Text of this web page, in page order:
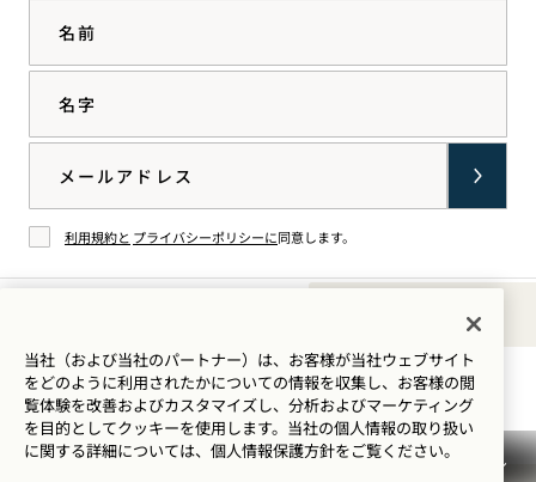
Sounds of 1
同意する
利用規約と プライバシーポリシーに同意します。
イン
スタ
グラ
ムで
TikTok
で1
Hotels
を見
Facebook
で1
Hotels
ご覧
YouTube
で1
Hotels
を見
LinkedIn
で1
Hotels
を見
Spotify
で1
Hotels
を聴
滞在のご案内
当社（および当社のパートナー）は、お客様が当社ウェブサイト
をどのように利用されたかについての情報を収集し、お客様の閲
覧体験を改善およびカスタマイズし、分析およびマーケティング
を目的としてクッキーを使用します。当社の個人情報の取り扱い
に関する詳細については、 個人情報保護方針をご覧ください。